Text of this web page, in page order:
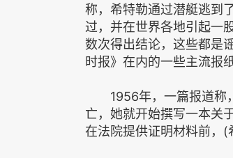
称，希特勒通过潜艇逃到
过，并在世界各地引起一
数次得出结论，这些都是
时报》在内的一些主流报
1956年，一篇报道称，
亡，她就开始撰写一本关
在法院提供证明材料前，(